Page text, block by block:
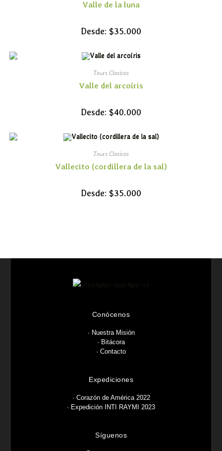
Valle de la luna
Desde: $35.000
Tours Clasicos
Valle del arcoíris
Desde: $40.000
Tours Clasicos
Vallecito (cordillera de la sal)
Desde: $35.000
Conócenos
· Nuestra Misión
· Bitácora
· Contacto
Expediciones
· Corazón de América 2022
· Expedición INTI RAYMI 2023
Síguenos